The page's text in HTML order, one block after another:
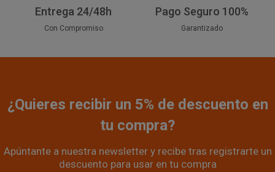
Entrega 24/48h
Con Compromiso
Pago Seguro 100%
Garantizado
¿Quieres recibir un 5% de descuento en
tu compra?
Apúntante a nuestra newsletter y recibe tras registrarte un
descuento para usar en tu compra